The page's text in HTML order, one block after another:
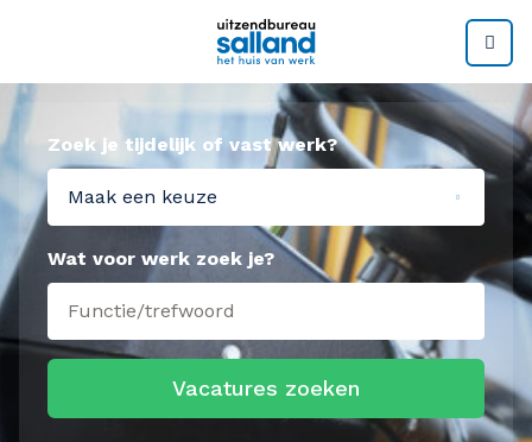
Wat voor werk zoek je?
Zoek je tijdelijk of vast werk?
Maak een keuze
Vacatures zoeken